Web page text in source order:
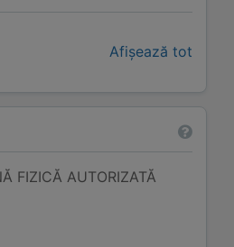
Afișează tot
FIZICĂ AUTORIZATĂ